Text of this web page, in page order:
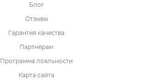
Блог
Отзывы
Гарантия качества
Партнёрам
Программа лояльности
Карта сайта